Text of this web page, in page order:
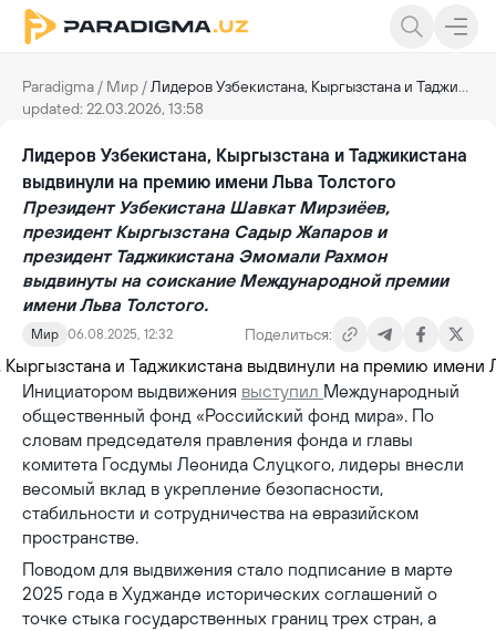
Paradigma / Мир /Лидеров Узбекистана, Кыргызстана и Таджикистана выдвинули на премию имени Льва Толстого
updated: 22.03.2026, 13:58
Лидеров Узбекистана, Кыргызстана и Таджикистана
выдвинули на премию имени Льва Толстого
Президент Узбекистана Шавкат Мирзиёев,
президент Кыргызстана Садыр Жапаров и
президент Таджикистана Эмомали Рахмон
выдвинуты на соискание Международной премии
имени Льва Толстого.
Мир 06.08.2025, 12:32 Поделиться:
Инициатором выдвижения выступил Международный
общественный фонд «Российский фонд мира». По
словам председателя правления фонда и главы
комитета Госдумы Леонида Слуцкого, лидеры внесли
весомый вклад в укрепление безопасности,
стабильности и сотрудничества на евразийском
пространстве.
Поводом для выдвижения стало подписание в марте
2025 года в Худжанде исторических соглашений о
точке стыка государственных границ трех стран, а